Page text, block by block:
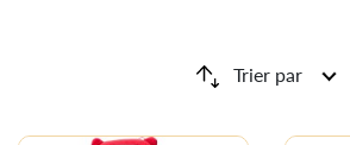
Trier par